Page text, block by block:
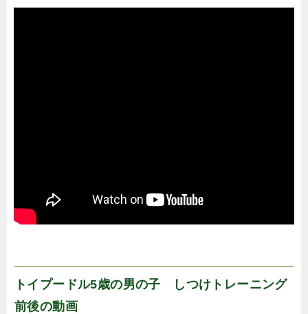
トイプードル5歳の男の子 しつけトレーニング
前後の動画